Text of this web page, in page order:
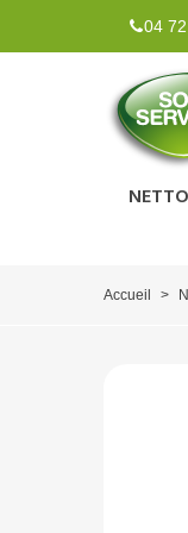
04
Accueil >